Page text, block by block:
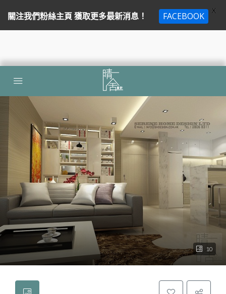
10
關注我們粉絲主頁 獲取更多最新消息！ FACEBOOK
X